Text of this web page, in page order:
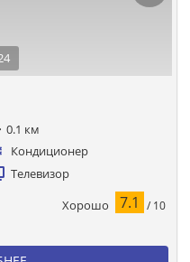
0.1 км
Кондиционер
Телевизор
Хорошо 7.1 / 10